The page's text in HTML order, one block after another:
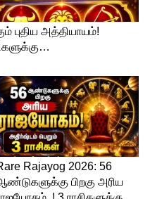
வாழ்க்கை என்பது
கில்லாடிகள்.
சேரும்?
குணம்
பற்றிய
ஆடம்பரமாக
போலவே, அந்த